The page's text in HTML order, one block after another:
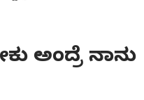
ಅಂದ್ರೆ ನಾನು